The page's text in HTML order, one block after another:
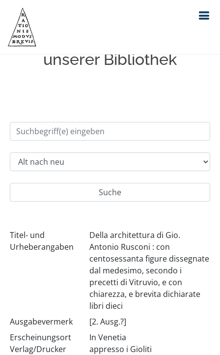
Einfache Suche im Bestand
unserer Bibliothek
Titel- und
Urheberangaben
Della architettura di Gio.
Antonio Rusconi : con
centosessanta figure dissegnate
dal medesimo, secondo i
precetti di Vitruvio, e con
chiarezza, e brevita dichiarate
libri dieci
Ausgabevermerk
[2. Ausg.?]
Erscheinungsort
Verlag/Drucker
In Venetia
appresso i Gioliti